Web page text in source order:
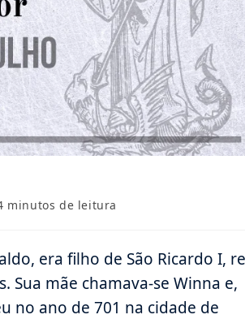
minutos de leitura
era filho de São Ricardo I,
Sua mãe chamava-se Winna e,
no ano de 701 na cidade de